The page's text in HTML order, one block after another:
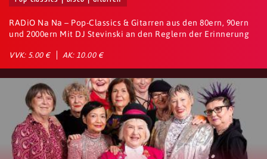
RADiO Na Na – Pop-Classics & Gitarren aus den 80ern, 90ern
und 2000ern Mit DJ Stevinski an den Reglern der Erinnerung
VVK: 5.00 € AK: 10.00 €